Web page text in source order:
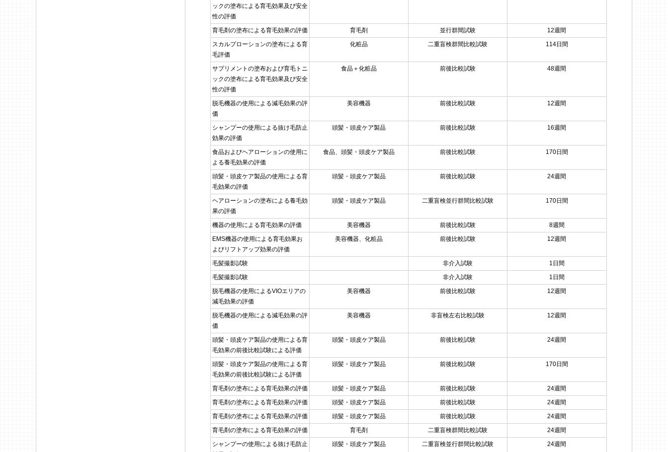
ックの塗布による育毛効果及び安全
性の評価
育毛剤の塗布による育毛効果の評価 育毛剤 並行群間試験
12週間
スカルプローションの塗布による育
毛評価
化粧品 二重盲検群間比較試験 114日間
サプリメントの塗布および育毛トニ
ックの塗布による育毛効果及び安全
性の評価
食品＋化粧品 前後比較試験 48週間
脱毛機器の使用による減毛効果の評
価
美容機器 前後比較試験 12週間
シャンプーの使用による抜け毛防止
効果の評価
頭髪・頭皮ケア製品 前後比較試験 16週間
食品およびヘアローションの使用に
よる養毛効果の評価
食品、頭髪・頭皮ケア製品 前後比較試験 170日間
頭髪・頭皮ケア製品の使用による育
毛効果の評価
頭髪・頭皮ケア製品 前後比較試験 24週間
ヘアローションの塗布による養毛効
果の評価
頭髪・頭皮ケア製品 二重盲検並行群間比較試験 170日間
機器の使用による育毛効果の評価 美容機器 前後比較試験
8週間
EMS機器の使用による育毛効果お
よびリフトアップ効果の評価
美容機器、化粧品 前後比較試験 12週間
毛髪撮影試験 非介入試験
1日間
毛髪撮影試験
非介入試験
1日間
脱毛機器の使用によるVIOエリアの
減毛効果の評価
美容機器 前後比較試験 12週間
脱毛機器の使用による減毛効果の評
価
美容機器 非盲検左右比較試験 12週間
頭髪・頭皮ケア製品の使用による育
毛効果の前後比較試験による評価
頭髪・頭皮ケア製品 前後比較試験 24週間
頭髪・頭皮ケア製品の使用による育
毛効果の前後比較試験による評価
頭髪・頭皮ケア製品 前後比較試験 170日間
育毛剤の塗布による育毛効果の評価 頭髪・頭皮ケア製品 前後比較試験
24週間
育毛剤の塗布による育毛効果の評価
頭髪・頭皮ケア製品 前後比較試験
24週間
育毛剤の塗布による育毛効果の評価
頭髪・頭皮ケア製品 前後比較試験
24週間
育毛剤の塗布による育毛効果の評価
育毛剤 二重盲検群間比較試験
24週間
シャンプーの使用による抜け毛防止
頭髪・頭皮ケア製品 二重盲検並行群間比較試験 24週間